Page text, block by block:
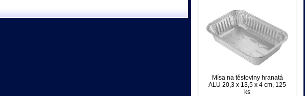
Mísa na těstoviny hranatá
ALU 20,3 x 13,5 x 4 cm, 125
ks